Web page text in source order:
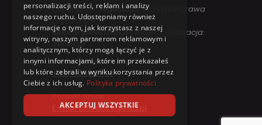
Copyright ©regesta.pl. Wszystkie prawa
zastrzezone
Relacje inwestorskie| Projekt i realizacja:
dimax.pl
Kontakt telefoniczny:
+48 41 358 27 00
Kontakt email:
E-mail office@regesta.pl
personalizacji treści, reklam i analizy
naszego ruchu. Udostępniamy również
informacje o tym, jak korzystasz z naszej
witryny, naszym partnerom reklamowym i
analitycznym, którzy mogą łączyć je z
innymi informacjami, które im przekazałeś
lub które zebrali w wyniku korzystania przez
Ciebie z ich usług. Polityka prywatności
AKCEPTUJ WSZYSTKIE